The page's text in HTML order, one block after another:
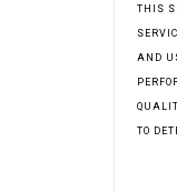
THIS
AND
TO